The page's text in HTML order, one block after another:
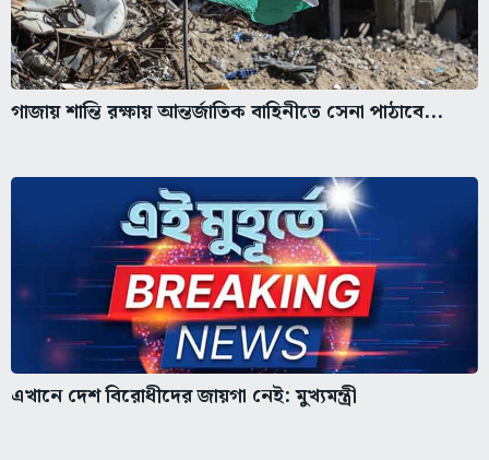
গাজায় শান্তি রক্ষায় আন্তর্জাতিক বাহিনীতে সেনা পাঠাবে...
এখানে দেশ বিরোধীদের জায়গা নেই: মুখ্যমন্ত্রী